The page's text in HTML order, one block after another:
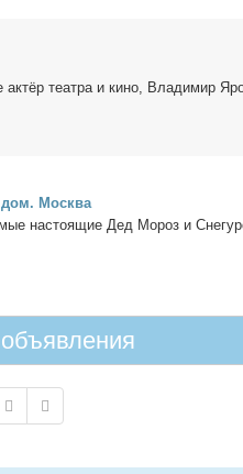
те­ат­ра и ки­но, Вла­ди­мир
дом. Москва
на­сто­я­щие Дед Мо­роз и